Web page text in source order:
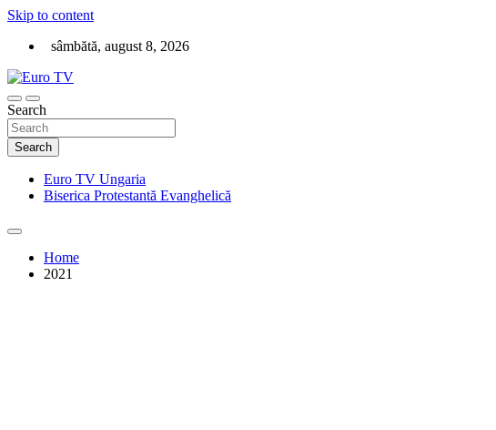
Skip to content
sâmbătă, august 8, 2026
Euro TV
Televiziune creștină on-line Keresztény televízió online
Search
Search
Euro TV Ungaria
Biserica Protestantă Evanghelică
Home
2021